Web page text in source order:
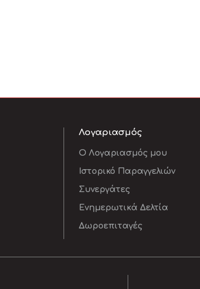
Λογαριασμός
O Λογαριασμός μου
Ιστορικό Παραγγελιών
Συνεργάτες
Ενημερωτικά Δελτία
Δωροεπιταγές